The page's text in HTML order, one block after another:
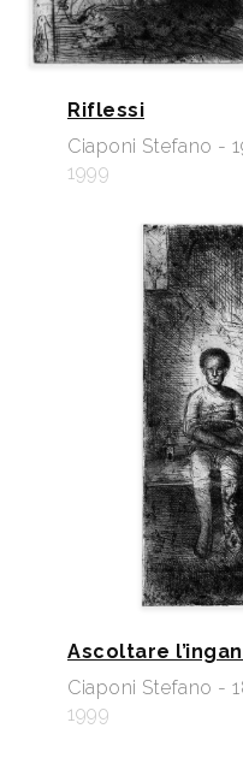
Riflessi
Ciaponi Stefano -
1999
Ascoltare
Ciaponi Stefano -
1999